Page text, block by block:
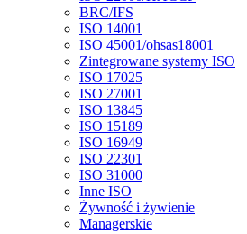
BRC/IFS
ISO 14001
ISO 45001/ohsas18001
Zintegrowane systemy ISO
ISO 17025
ISO 27001
ISO 13845
ISO 15189
ISO 16949
ISO 22301
ISO 31000
Inne ISO
Żywność i żywienie
Managerskie